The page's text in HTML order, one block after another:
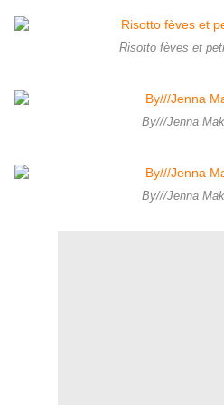
Risotto fèves et
By///Jenna
By///Jenna